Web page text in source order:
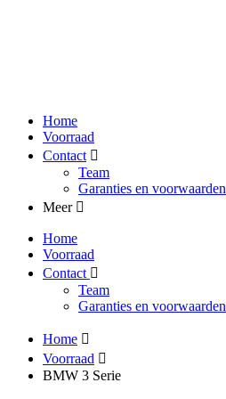
Home
Voorraad
Contact
Team
Garanties en voorwaarden
Meer
Home
Voorraad
Contact
Team
Garanties en voorwaarden
Home
Voorraad
BMW 3 Serie